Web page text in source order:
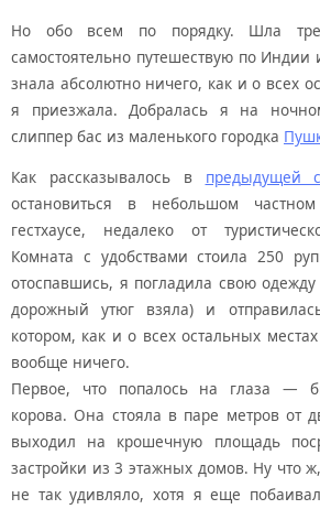
Но обо всем по порядку. Шла
самостоятельно путешествую по Индии
знала абсолютно ничего, как и о всех
я приезжала. Добралась я на
слиппер бас из маленького городка
Как рассказывалось в предыдущей
остановиться в небольшом
гестхаусе, недалеко от
Комната с удобствами стоила 250
отоспавшись, я погладила свою
дорожный утюг взяла) и
котором, как и о всех остальных
вообще ничего.
Первое, что попалось на глаза —
корова. Она стояла в паре метров от
выходил на крошечную площадь
застройки из 3 этажных домов. Ну что
не так удивляло, хотя я еще